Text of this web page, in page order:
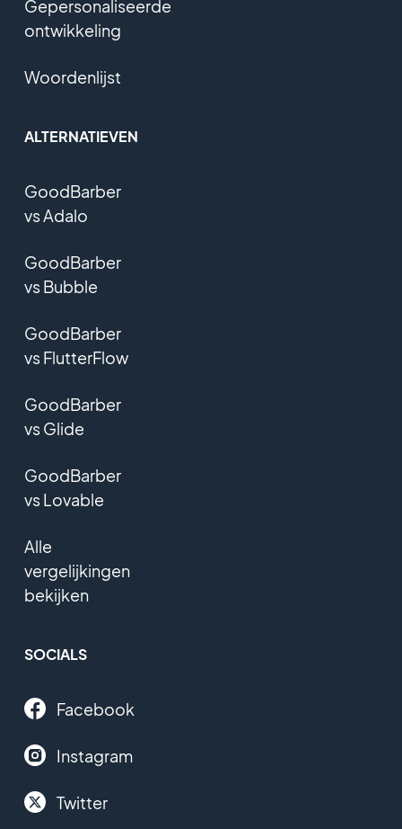
Gepersonaliseerde
ontwikkeling
Woordenlijst
ALTERNATIEVEN
GoodBarber
vs Adalo
GoodBarber
vs Bubble
GoodBarber
vs FlutterFlow
GoodBarber
vs Glide
GoodBarber
vs Lovable
Alle
vergelijkingen
bekijken
SOCIALS
Facebook
Instagram
Twitter